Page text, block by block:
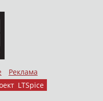
Реклама
LTSpice